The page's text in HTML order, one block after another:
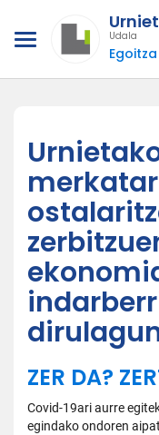
Udala
ZER DA?
Covid-19ari aurre
egindako ondoren